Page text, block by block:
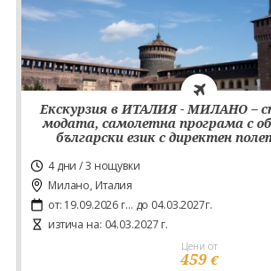
Екскурзия в ИТАЛИЯ - МИЛАНО –
модата, самолетна програма с
български език с директен
4 дни / 3 нощувки
Милано, Италия
от: 19.09.2026 г... до 04.03.2027г.
изтича на: 04.03.2027 г.
Цени от
459 €